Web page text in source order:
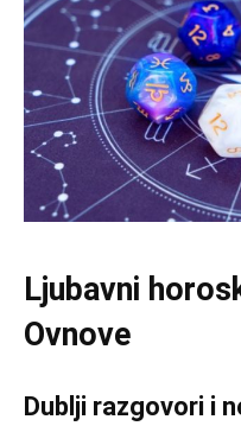
Ljubavni
Ovnove
Dublji razgovori i